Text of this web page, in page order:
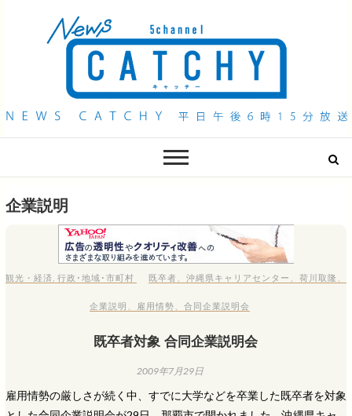
QAB NEWS Headline
企業説明
観光・経済 行政･地域･市町村 既卒者 沖縄県キャリアセンター 荷川取隆
企業説明 雇用情勢 、合同企業説明会
既卒者対象 合同企業説明会
2009年7月29日
雇用情勢の厳しさが続く中、すでに大学などを卒業した既卒者を対象